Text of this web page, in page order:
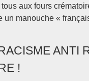
aux fours
manouche «
ANTI
!